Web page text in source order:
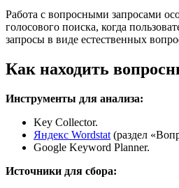
Работа с вопросными запросами
голосового поиска, когда
запросы в виде естественных
Как находить
Инструменты для анализа:
Key Collector.
Яндекс Wordstat (раздел
Google Keyword Planner.
Источники для сбора: